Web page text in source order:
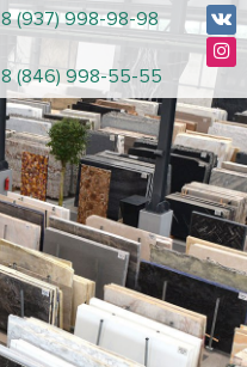
8 (937) 998-98-98
8 (846) 998-55-55